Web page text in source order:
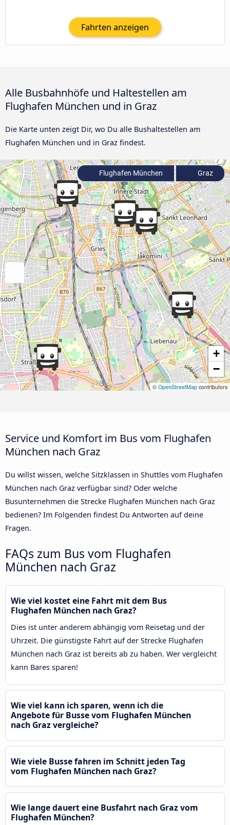
Fahrten anzeigen
Alle Busbahnhöfe und Haltestellen am
Flughafen München und in Graz
Die Karte unten zeigt Dir, wo Du alle Bushaltestellen am
Flughafen München und in Graz findest.
+
−
© OpenStreetMap contributors
Flughafen München Graz
Service und Komfort im Bus vom Flughafen
München nach Graz
Du willst wissen, welche Sitzklassen in Shuttles vom Flughafen
München nach Graz verfügbar sind? Oder welche
Busunternehmen die Strecke Flughafen München nach Graz
bedienen? Im Folgenden findest Du Antworten auf deine
Fragen.
FAQs zum Bus vom Flughafen
München nach Graz
Wie viel kostet eine Fahrt mit dem Bus
Flughafen München nach Graz?
Dies ist unter anderem abhängig vom Reisetag und der
Uhrzeit. Die günstigste Fahrt auf der Strecke Flughafen
München nach Graz ist bereits ab zu haben. Wer vergleicht
kann Bares sparen!
Wie viel kann ich sparen, wenn ich die
Angebote für Busse vom Flughafen München
nach Graz vergleiche?
Wie viele Busse fahren im Schnitt jeden Tag
vom Flughafen München nach Graz?
Wie lange dauert eine Busfahrt nach Graz vom
Flughafen München?